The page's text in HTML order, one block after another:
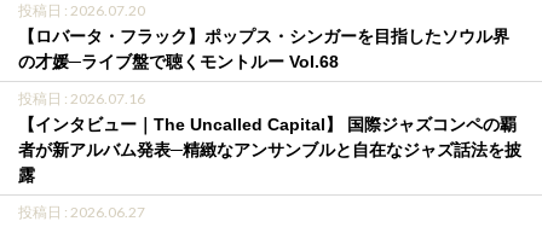
投稿日 : 2026.07.20
【ロバータ・フラック】ポップス・シンガーを目指したソウル界
の才媛─ライブ盤で聴くモントルー Vol.68
投稿日 : 2026.07.16
【インタビュー｜The Uncalled Capital】 国際ジャズコンペの覇
者が新アルバム発表─精緻なアンサンブルと自在なジャズ話法を披
露
投稿日 : 2026.06.27